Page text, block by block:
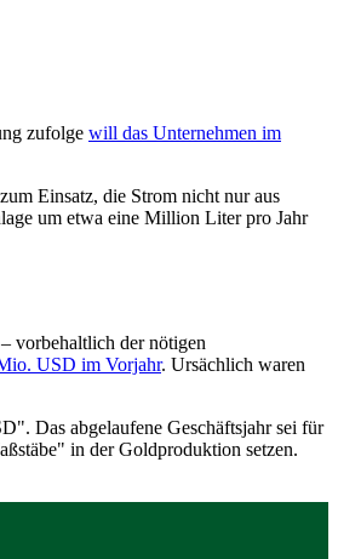
zufolge will das Unternehmen im
Einsatz, die Strom nicht nur aus
um etwa eine Million Liter pro Jahr
vorbehaltlich der nötigen
USD im Vorjahr. Ursächlich waren
Das abgelaufene Geschäftsjahr sei für
in der Goldproduktion setzen.